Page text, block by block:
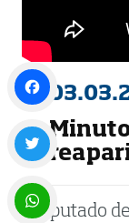
El diputado
Facebook
Twitter